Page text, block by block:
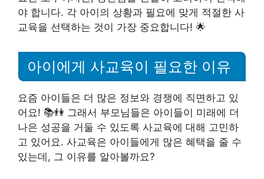
야 합니다. 각 아이의 상황과 필요에 맞게 적절한 사
교육을 선택하는 것이 가장 중요합니다! 🌟
아이에게 사교육이 필요한 이유
요즘 아이들은 더 많은 정보와 경쟁에 직면하고 있
어요! 📚👫 그래서 부모님들은 아이들이 미래에 더
나은 성공을 거둘 수 있도록 사교육에 대해 고민하
고 있어요. 사교육은 아이들에게 많은 혜택을 줄 수
있는데, 그 이유를 알아볼까요?